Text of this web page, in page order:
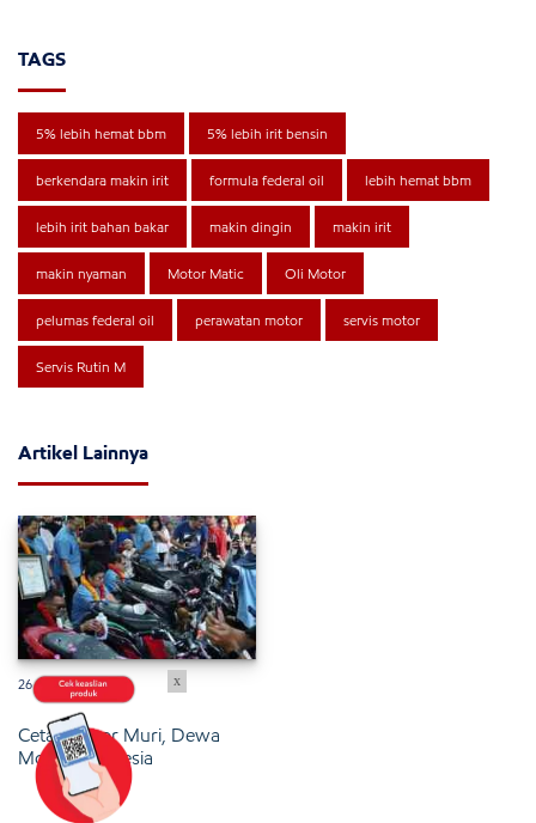
TAGS
5% lebih hemat bbm 5% lebih irit bensin
berkendara makin irit formula federal oil lebih hemat bbm
lebih irit bahan bakar makin dingin makin irit
makin nyaman Motor Matic Oli Motor
pelumas federal oil perawatan motor servis motor
Servis Rutin M
Artikel Lainnya
26 Januari 2025
Cetak Rekor Muri, Dewa
Motor Indonesia
x